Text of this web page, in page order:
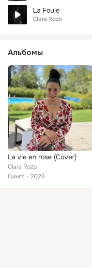
La Foule
Clara Rozo
Альбомы
La vie en rose (Cover)
Clara Rozo
Сингл
2023